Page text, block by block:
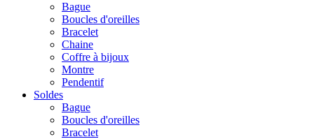
Bague
Boucles d'oreilles
Bracelet
Chaine
Coffre à bijoux
Montre
Pendentif
Soldes
Bague
Boucles d'oreilles
Bracelet